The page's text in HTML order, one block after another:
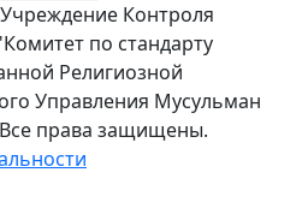
Контроля
по стандарту
Религиозной
Управления Мусульман
Все права защищены.